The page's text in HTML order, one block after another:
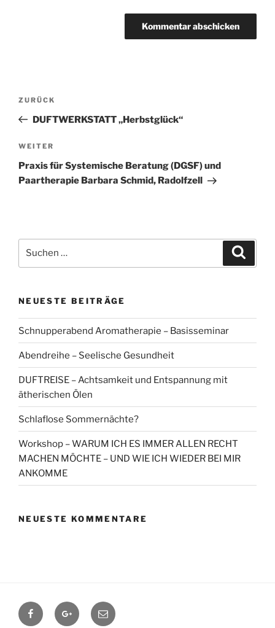
Beitragsnavigation
Vorheriger
Beitrag
ZURÜCK
DUFTWERKSTATT „Herbstglück“
Nächster
Beitrag
WEITER
Praxis für Systemische Beratung (DGSF) und
Paartherapie Barbara Schmid, Radolfzell
nach:
NEUESTE BEITRÄGE
Schnupperabend Aromatherapie – Basisseminar
Abendreihe – Seelische Gesundheit
DUFTREISE – Achtsamkeit und Entspannung mit
ätherischen Ölen
Schlaflose Sommernächte?
Workshop – WARUM ICH ES IMMER ALLEN RECHT
MACHEN MÖCHTE – UND WIE ICH WIEDER BEI MIR
ANKOMME
NEUESTE KOMMENTARE
FacebookGoogle+Contact
me